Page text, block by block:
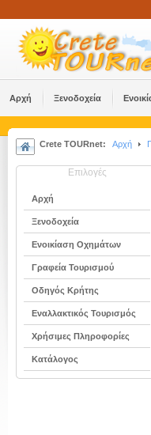
Αρχή Ξενοδοχεία
Crete TOURnet: Αρχή
Επιλογές
Αρχή
Ξενοδοχεία
Ενοικίαση Οχημάτων
Γραφεία Τουρισμού
Οδηγός Κρήτης
Εναλλακτικός Τουρισμός
Χρήσιμες Πληροφορίες
Κατάλογος